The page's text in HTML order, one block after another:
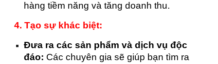
hàng tiềm năng và tăng doanh thu.
4. Tạo sự khác biệt:
Đưa ra các sản phẩm và dịch vụ độc
đáo: Các chuyên gia sẽ giúp bạn tìm ra